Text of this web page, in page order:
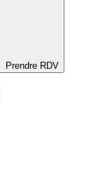
Prendre RDV